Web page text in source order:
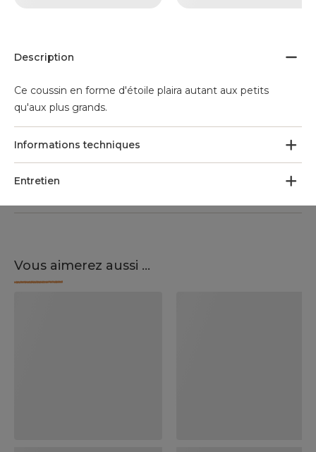
Description
Ce coussin en forme d'étoile plaira autant aux petits
qu'aux plus grands.
Informations techniques
Entretien
Vous aimerez aussi ...